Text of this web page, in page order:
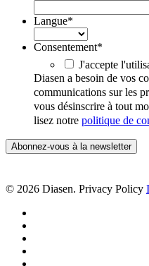
Langue*
Consentement*
J'accepte
Diasen a besoin de vos
communications sur les
vous désinscrire à tout
lisez notrepolitique de
© 2026 Diasen. Privacy Policy